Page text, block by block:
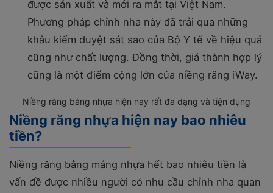
được sản xuất và mới ra mắt tại Việt Nam.
Phương pháp chỉnh nha này đã trải qua những
khâu kiểm duyệt sát sao của Bộ Y tế về hiệu quả
cũng như chất lượng. Đồng thời, giá thành hợp lý
cũng là một điểm cộng lớn của niềng răng iWay.
Niềng răng bằng nhựa hiện nay rất đa dạng và tiện dụng
Niềng răng nhựa hiện nay bao nhiêu
tiền?
Niềng răng bằng máng nhựa hết bao nhiêu tiền là
vấn đề được nhiều người có nhu cầu chỉnh nha quan